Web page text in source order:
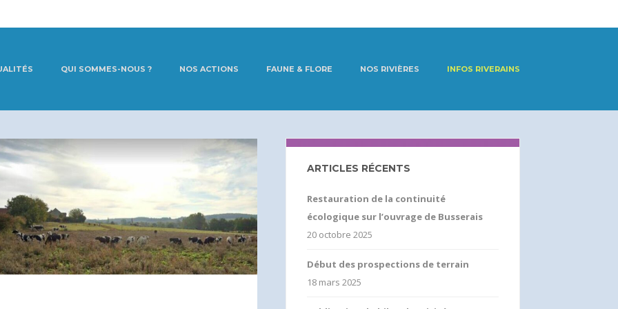
QUI SOMMES-NOUS ? NOS ACTIONS FAUNE & FLORE NOS RIVIÈRES INFOS RIVERAINS
ARTICLES RÉCENTS
Restauration de la continuité
écologique sur l’ouvrage de Busserais
20 octobre 2025
Début des prospections de terrain
18 mars 2025